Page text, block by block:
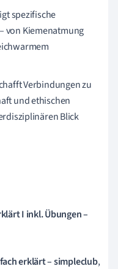
spezifische
von Kiemenatmung
Verbindungen zu
und ethischen
Blick
I inkl. Übungen –
erklärt – simpleclub,